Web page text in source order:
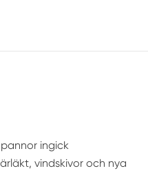
ingick
vindskivor och nya